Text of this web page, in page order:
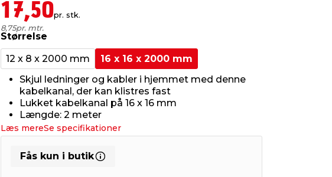
17,50pr. stk.
8,75pr. mtr.
Størrelse
12 x 8 x 2000 mm
16 x 16 x 2000 mm
Skjul ledninger og kabler i hjemmet med denne
kabelkanal, der kan klistres fast
Lukket kabelkanal på 16 x 16 mm
Længde: 2 meter
Læs mereSe specifikationer
Fås kun i butik